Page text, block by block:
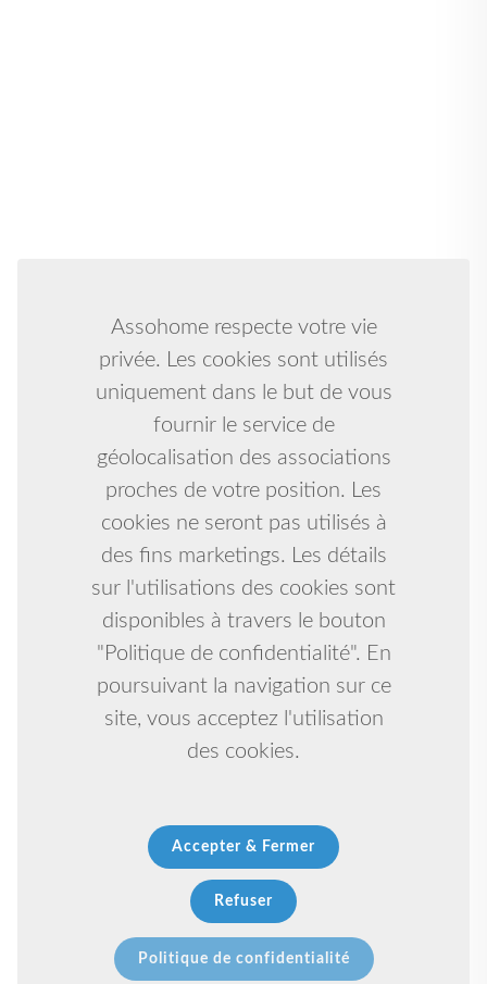
Assohome respecte votre vie
privée. Les cookies sont utilisés
uniquement dans le but de vous
fournir le service de
géolocalisation des associations
proches de votre position. Les
cookies ne seront pas utilisés à
des fins marketings. Les détails
sur l'utilisations des cookies sont
disponibles à travers le bouton
"Politique de confidentialité". En
poursuivant la navigation sur ce
site, vous acceptez l'utilisation
des cookies.
Accepter & Fermer
Refuser
Politique de confidentialité